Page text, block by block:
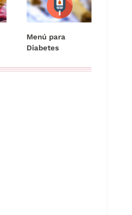
Menú para
Diabetes